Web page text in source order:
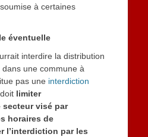
à certaines
éventuelle
interdire la distribution
une commune à
pas une interdiction
limiter
visé par
horaires de
l’interdiction par les